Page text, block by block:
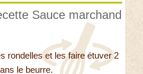
Sauce marchand
rondelles et les faire étuver 2
le beurre.